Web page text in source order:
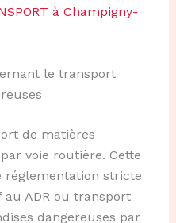
à Champigny-
le transport
de matières
voie routière. Cette
réglementation stricte
au ADR ou transport
dangereuses par